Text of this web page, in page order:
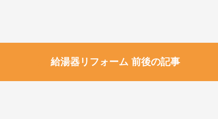
給湯器リフォーム 前後の記事